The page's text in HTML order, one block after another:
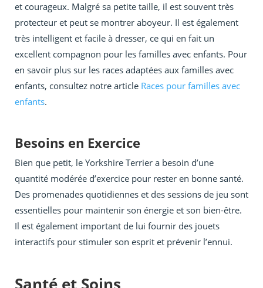
et courageux. Malgré sa petite taille, il est souvent très
protecteur et peut se montrer aboyeur. Il est également
très intelligent et facile à dresser, ce qui en fait un
excellent compagnon pour les familles avec enfants. Pour
en savoir plus sur les races adaptées aux familles avec
enfants, consultez notre article Races pour familles avec
enfants.
Besoins en Exercice
Bien que petit, le Yorkshire Terrier a besoin d’une
quantité modérée d’exercice pour rester en bonne santé.
Des promenades quotidiennes et des sessions de jeu sont
essentielles pour maintenir son énergie et son bien-être.
Il est également important de lui fournir des jouets
interactifs pour stimuler son esprit et prévenir l’ennui.